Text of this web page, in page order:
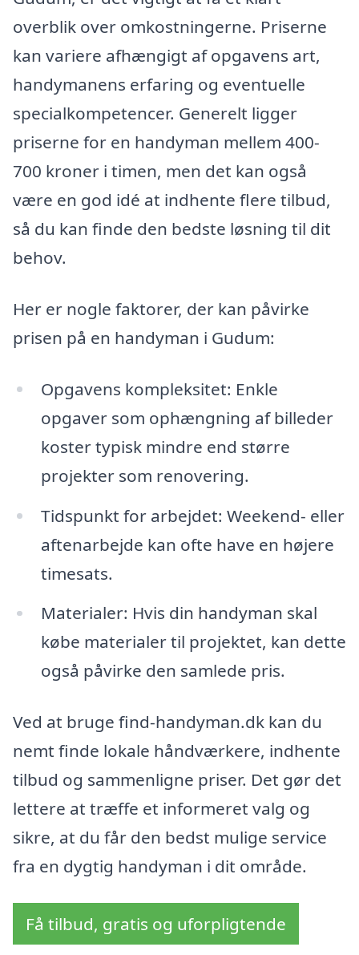
overblik over omkostningerne. Priserne
kan variere afhængigt af opgavens art,
handymanens erfaring og eventuelle
specialkompetencer. Generelt ligger
priserne for en handyman mellem 400-
700 kroner i timen, men det kan også
være en god idé at indhente flere tilbud,
så du kan finde den bedste løsning til dit
behov.
Her er nogle faktorer, der kan påvirke
prisen på en handyman i Gudum:
Opgavens kompleksitet: Enkle
opgaver som ophængning af billeder
koster typisk mindre end større
projekter som renovering.
Tidspunkt for arbejdet: Weekend- eller
aftenarbejde kan ofte have en højere
timesats.
Materialer: Hvis din handyman skal
købe materialer til projektet, kan dette
også påvirke den samlede pris.
Ved at bruge find-handyman.dk kan du
nemt finde lokale håndværkere, indhente
tilbud og sammenligne priser. Det gør det
lettere at træffe et informeret valg og
sikre, at du får den bedst mulige service
fra en dygtig handyman i dit område.
Få tilbud, gratis og uforpligtende